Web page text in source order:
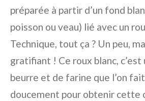
préparée à partir d’un fond
poisson ou veau) lié avec un
Technique, tout ça ? Un peu,
gratifiant ! Ce roux blanc, c’est
beurre et de farine que l’on
doucement pour obtenir cette